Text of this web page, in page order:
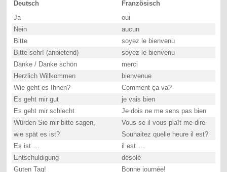
Deutsch
Französisch
Ja
oui
Nein
aucun
Bitte
soyez le bienvenu
Bitte sehr! (anbietend)
soyez le bienvenu
Danke / Danke schön
merci
Herzlich Willkommen
bienvenue
Wie geht es Ihnen?
Comment ça va?
Es geht mir gut
je vais bien
Es geht mir schlecht
Je dois ne me sens pas bien
Würden Sie mir bitte sagen,
wie spät es ist?
Vous se il vous plaît me dire
Souhaitez quelle heure il est?
Es ist …
il est …
Entschuldigung
désolé
Guten Tag!
Bonne journée!